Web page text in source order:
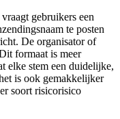
vraagt gebruikers een
te posten
De organisator of
formaat is meer
elke stem een duidelijke,
is ook gemakkelijker
soort risicorisico